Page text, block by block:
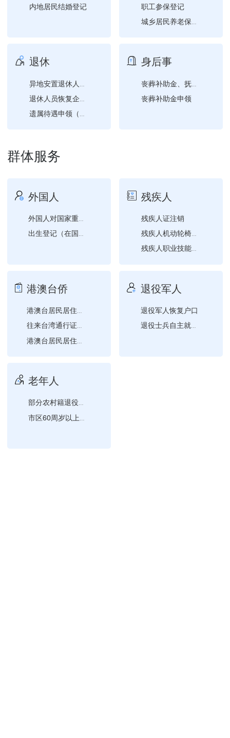
内地居民结婚登记
职工参保登记
城乡居民养老保险参保登记
退休
退休人员恢复企业养老保险...
遗属待遇申领（退休）
身后事
丧葬补助金申领
群体服务
外国人
外国人对国家重点保护陆生...
出生登记（在国内出生的子...
残疾人
残疾人证注销
残疾人机动轮椅车燃油补贴...
残疾人职业技能培训需求登...
港澳台侨
港澳台居民居住证作废
往来台湾通行证首次申请
退役军人
退役军人恢复户口
退役士兵自主就业一次性经...
老年人
部分农村籍退役士兵老年生...